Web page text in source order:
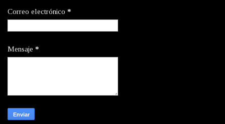
Correo electrónico *
Mensaje *